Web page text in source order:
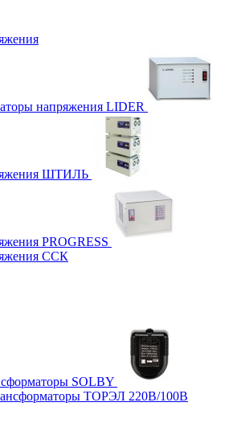
напряжения LIDER
ШТИЛЬ
PROGRESS
ССК
SOLBY
ТОРЭЛ 220В/100В